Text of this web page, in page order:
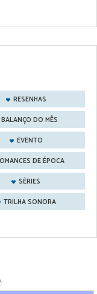
RESENHAS
BALANÇO DO MÊS
EVENTO
DE ÉPOCA
SÉRIES
TRILHA SONORA